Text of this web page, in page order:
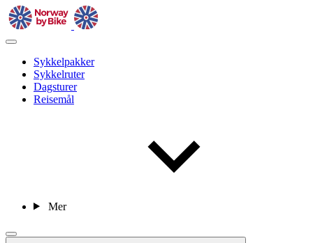
Sykkelpakker
Sykkelruter
Dagsturer
Reisemål
Mer